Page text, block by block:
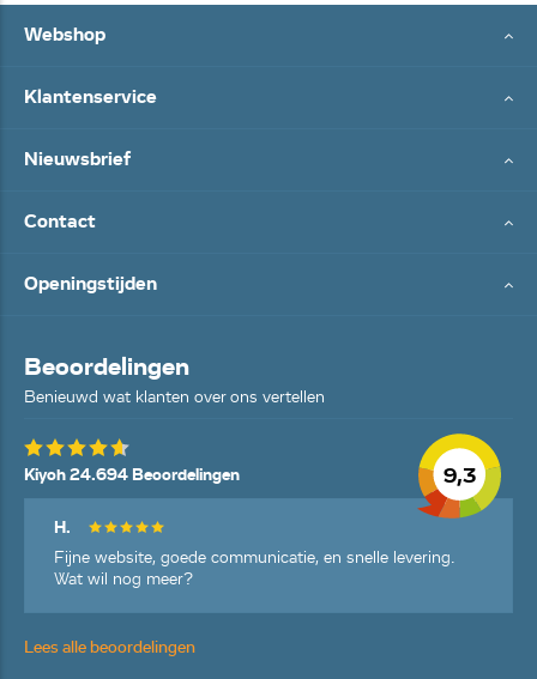
Webshop
Klantenservice
Nieuwsbrief
Contact
Openingstijden
Beoordelingen
Benieuwd wat klanten over ons vertellen
9,3
Kiyoh 24.694 Beoordelingen
H.
Fijne website, goede communicatie, en snelle levering.
Wat wil nog meer?
Lees alle beoordelingen